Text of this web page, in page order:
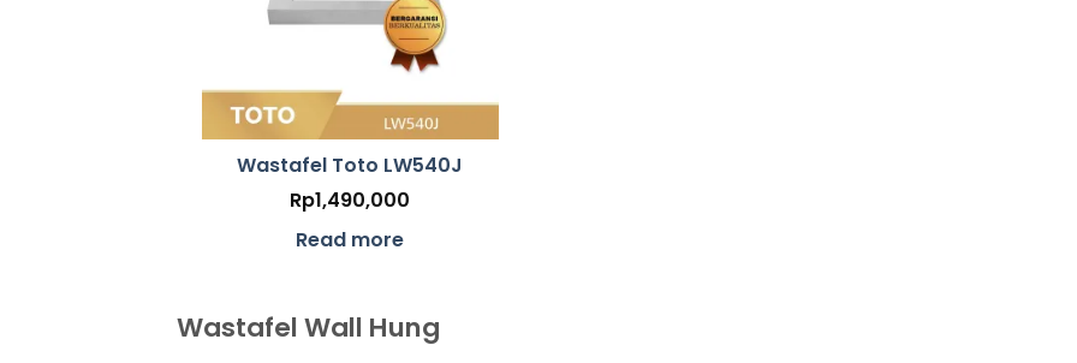
Wastafel Toto LW540J
Rp1,490,000
Read more
Wastafel Wall Hung